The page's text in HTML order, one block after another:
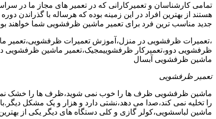
تمامی کارشناسان و تعمیرکارانی که در تعمیر های مجاز ما در
هستند از بهترین افراد در این زمینه بوده که هرساله با گذراندن
جدید مناسب ترین فرد برای تعمیر ماشین ظرفشویی شما خواهند
،تعمیرات ظرفشویی در منزل،آموزش تعمیرات ظرفشویی،تعمیر
ظرفشویی دوو،تعمیرکار ظرفشوییمجیک،تعمیر ماشین ظرفشویی
ماشین ظرفشویی آبسال
تعمیر ظرفشویی
ماشین ظرفشویی ظرف ها را خوب نمی شوید،ظرف ها را خشک
را تخلیه نمی کند،صدا می دهد،نشتی دارد و هزار و یک مشکل
ماشین لباسشویی،کولر گازی و کلی دستگاه های دیگر یکی از